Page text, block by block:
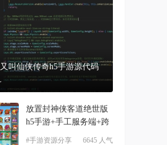
叫仙侠传奇h5手游源代码
放置封神侠客道绝世版
h5手游+手工服务端+跨
6645 人气
#手游资源分享